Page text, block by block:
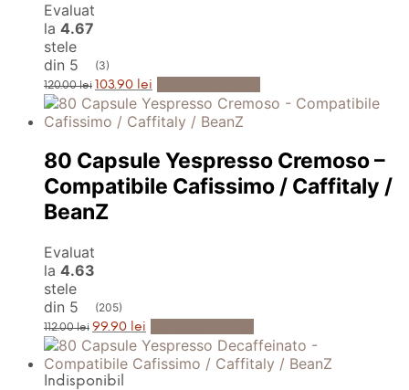
Evaluat
la 4.67
stele
din 5
(3)
120.00lei Prețul
inițial
a
fost:
103.90 lei Prețul
curent
este:
103.90 lei.
80 Capsule Yespresso Cremoso –
Compatibile Cafissimo / Caffitaly /
BeanZ
Evaluat
la 4.63
stele
din 5
(205)
112.00lei Prețul
inițial
a
fost:
112.00 lei.
99.90 lei Prețul
curent
este:
99.90 lei.
Indisponibil